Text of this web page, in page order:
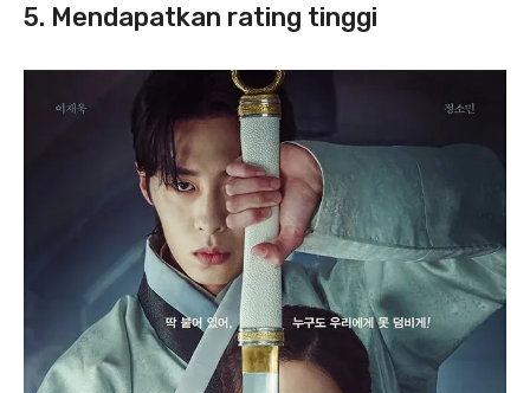
5. Mendapatkan rating tinggi